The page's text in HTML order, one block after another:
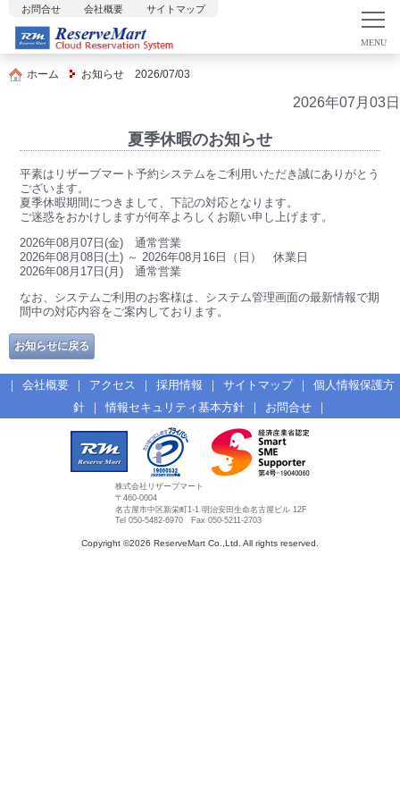
お問合せ 会社概要 サイトマップ
ホーム お知らせ 2026/07/03
2026年07月03日
夏季休暇のお知らせ
平素はリザーブマート予約システムをご利用いただき誠にありがとう
ございます。
夏季休暇期間につきまして、下記の対応となります。
ご迷惑をおかけしますが何卒よろしくお願い申し上げます。
2026年08月07日(金) 通常営業
2026年08月08日(土) ～ 2026年08月16日（日） 休業日
2026年08月17日(月) 通常営業
なお、システムご利用のお客様は、システム管理画面の最新情報で期
間中の対応内容をご案内しております。
お知らせに戻る
｜ 会社概要 ｜ アクセス ｜ 採用情報 ｜ サイトマップ ｜
個人情報保護方
針
｜ 情報セキュリティ基本方針 ｜ お問合せ ｜
株式会社リザーブマート
〒460-0004
名古屋市中区新栄町1-1 明治安田生命名古屋ビル 12F
Tel 050-5482-6970 Fax 050-5211-2703
Copyright ©2026 ReserveMart Co.,Ltd. All rights reserved.